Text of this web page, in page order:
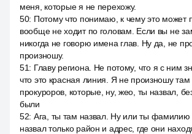
меня, которые я не перехожу.
50: Потому что понимаю, к чему это может
вообще не ходит по головам. Если вы не
никогда не говорю имена глав. Ну да, не
произношу.
51: Главу региона. Не потому, что я с ним
что это красная линия. Я не произношу там
прокуроров, которые, ну, жео, ты назвал,
были
52: Ага, ты там назвал. Ну или ты фамилию
назвал только район и адрес, где они